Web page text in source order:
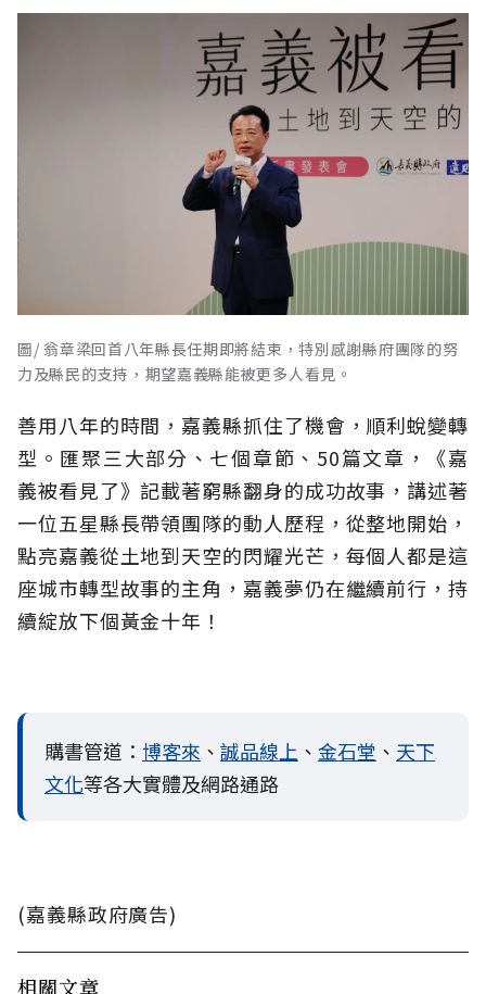
圖/ 翁章梁回首八年縣長任期即將結束，特別感謝縣府團隊的努
力及縣民的支持，期望嘉義縣能被更多人看見。
善用八年的時間，嘉義縣抓住了機會，順利蛻變轉
型。匯聚三大部分、七個章節、50篇文章，《嘉
義被看見了》記載著窮縣翻身的成功故事，講述著
一位五星縣長帶領團隊的動人歷程，從整地開始，
點亮嘉義從土地到天空的閃耀光芒，每個人都是這
座城市轉型故事的主角，嘉義夢仍在繼續前行，持
續綻放下個黃金十年！
購書管道： 博客來 、 誠品線上 、 金石堂 、 天下
文化等各大實體及網路通路
(嘉義縣政府廣告)
相關文章